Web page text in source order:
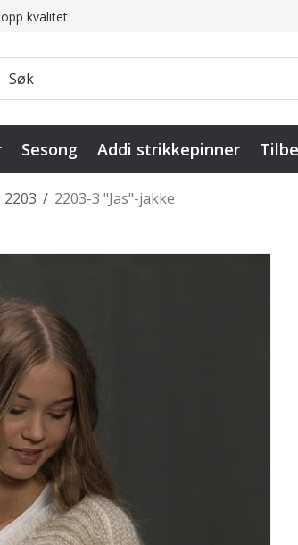
kvalitet
Sesong Addi strikkepinner
/ 2203-3 "Jas"-jakke